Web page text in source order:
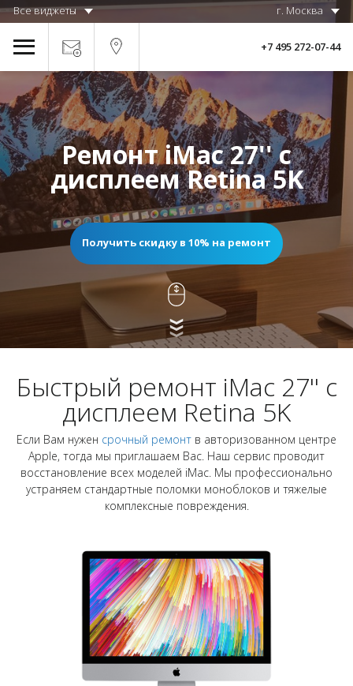
Все виджеты г. Москва
+7 495 272-07-44
Ремонт iMac 27'' с
дисплеем Retina 5K
Получить скидку в 10% на ремонт
Быстрый ремонт iMac 27'' с
дисплеем Retina 5K
Если Вам нужен срочный ремонт в авторизованном центре
Apple, тогда мы приглашаем Вас. Наш сервис проводит
восстановление всех моделей iMac. Мы профессионально
устраняем стандартные поломки моноблоков и тяжелые
комплексные повреждения.